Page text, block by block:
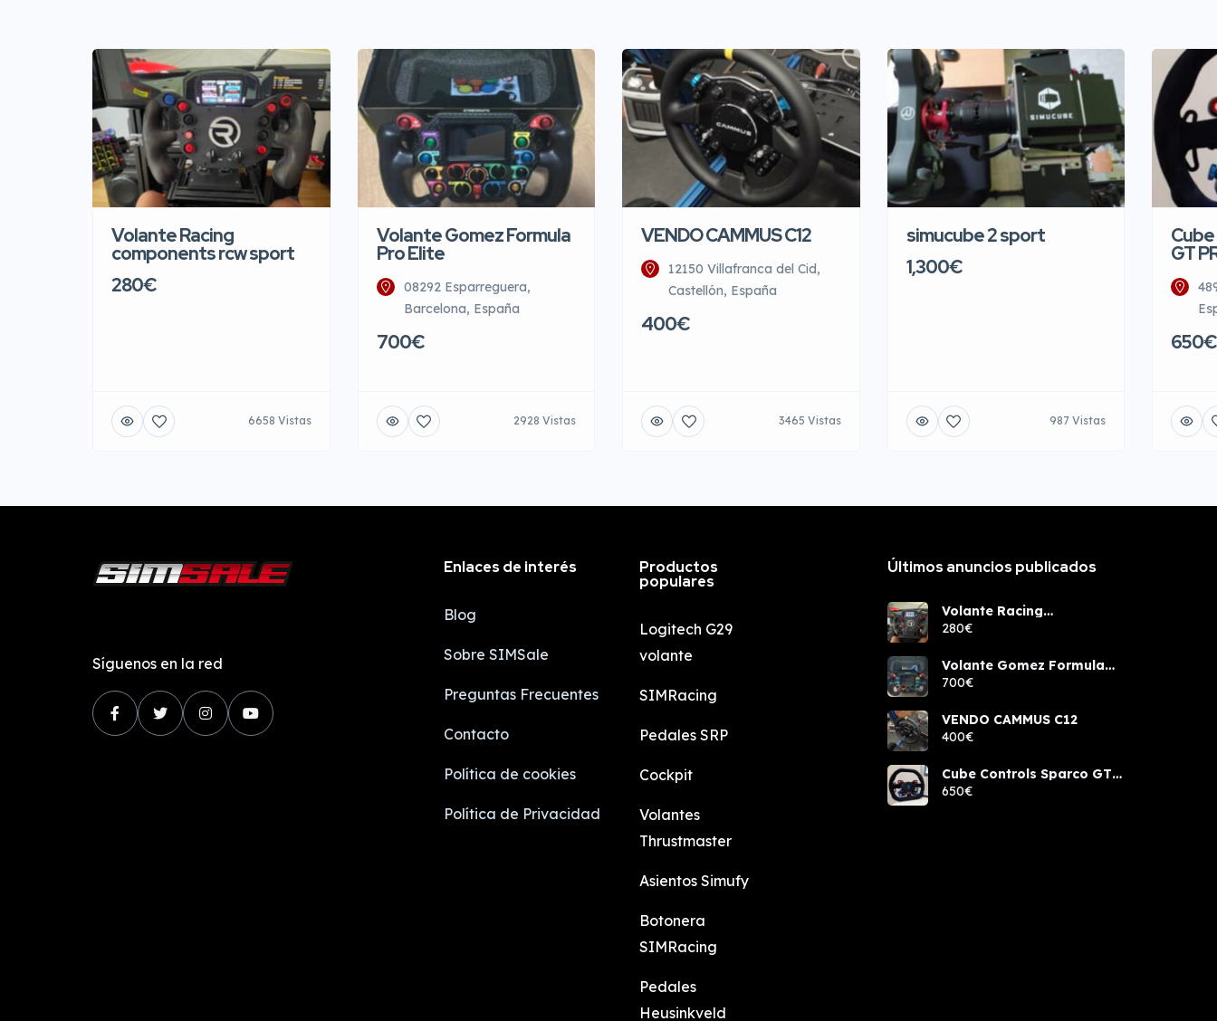
Volante Racing
components rcw sport
280€
6658 Vistas
Volante Gomez Formula
Pro Elite
08292 Esparreguera,
Barcelona, España
700€
2928 Vistas
VENDO CAMMUS C12
12150 Villafranca del Cid,
Castellón, España
400€
3465 Vistas
simucube 2 sport
1,300€
987 Vistas
GT
650€
Síguenos en la red
Enlaces de interés
Blog
Sobre SIMSale
Preguntas Frecuentes
Contacto
Política de cookies
Política de Privacidad
Productos
populares
Logitech G29
volante
SIMRacing
Pedales SRP
Cockpit
Volantes
Thrustmaster
Asientos Simufy
Botonera
SIMRacing
Pedales
Heusinkveld
Últimos anuncios publicados
Volante Racing
components rcw sport
280€
Volante Gomez Formula
Pro Elite
700€
VENDO CAMMUS C12
400€
Cube Controls Sparco GT
PRO NUEVO
650€